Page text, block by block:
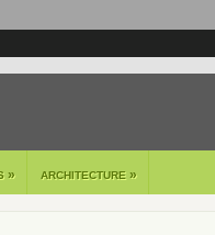
» ARCHITECTURE »